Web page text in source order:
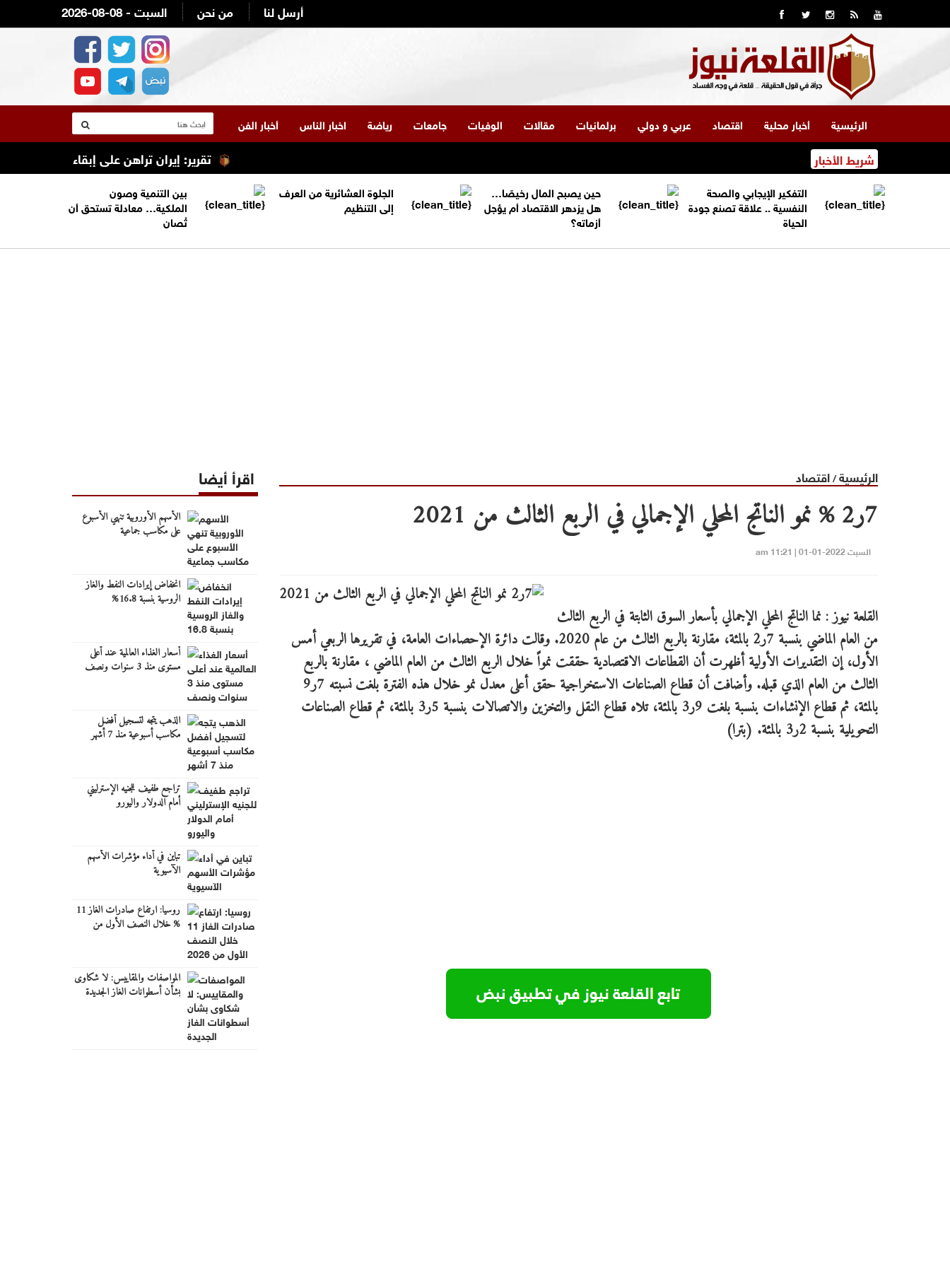
2026-08-08 - السبت من نحن أرسل لنا
الرئيسية أخبار محلية اقتصاد عربي و دولي برلمانيات مقالات الوفيات جامعات رياضة اخبار الناس أخبار الفن
شريط الأخبار تقرير: إيران تراهن على إبقاء ترامب عالقًا
التفكير الإيجابي والصحة
النفسية .. علاقة تصنع جودة
الحياة
حين يصبح المال رخيصًا…
هل يزدهر الاقتصاد أم يؤجل
أزماته؟
الجلوة العشائرية من العرف
إلى التنظيم
بين التنمية وصون
الملكية… معادلة تستحق أن
تُصان
الرئيسية/اقتصاد
7ر2 % نمو الناتج المحلي الإجمالي في الربع الثالث من 2021
السبت 2022-01-01 | 11:21 am
القلعة نيوز : نما الناتج المحلي الإجمالي بأسعار السوق الثابتة في الربع الثالث
من العام الماضي بنسبة 7ر2 بالمئة، مقارنة بالربع الثالث من عام 2020. وقالت دائرة الإحصاءات العامة، في تقريرها الربعي أمس
الأول، إن التقديرات الأولية أظهرت أن القطاعات الاقتصادية حققت نمواً خلال الربع الثالث من العام الماضي ، مقارنة بالربع
الثالث من العام الذي قبله. وأضافت أن قطاع الصناعات الاستخراجية حقق أعلى معدل نمو خلال هذه الفترة بلغت نسبته 7ر9
بالمئة، ثم قطاع الإنشاءات بنسبة بلغت 9ر3 بالمئة، تلاه قطاع النقل والتخزين والاتصالات بنسبة 5ر3 بالمئة، ثم قطاع الصناعات
التحويلية بنسبة 2ر3 بالمئة. (بترا)
اقرأ أيضا
الأسهم الأوروبية تنهي الأسبوع
على مكاسب جماعية
انخفاض إيرادات النفط والغاز
الروسية بنسبة 16.8%
أسعار الغذاء العالمية عند أعلى
مستوى منذ 3 سنوات ونصف
الذهب يتجه لتسجيل أفضل
مكاسب أسبوعية منذ 7 أشهر
تراجع طفيف للجنيه الإسترليني
أمام الدولار واليورو
تباين في أداء مؤشرات الأسهم
الآسيوية
روسيا: ارتفاع صادرات الغاز 11
% خلال النصف الأول من
المواصفات والمقاييس: لا شكاوى
بشأن أسطوانات الغاز الجديدة